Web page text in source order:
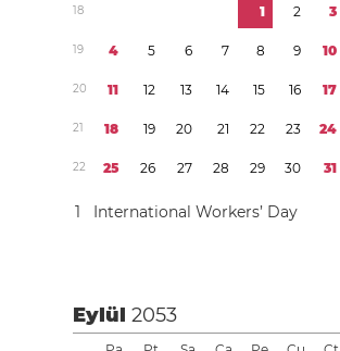
18 1 2 3
19 4 5 6 7 8 9 10
20 11 12 13 14 15 16 17
21 18 19 20 21 22 23 24
22 25 26 27 28 29 30 31
1 International Workers’ Day
Eylül2053